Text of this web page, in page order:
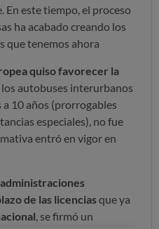
este tiempo, el proceso
ha acabado creando los
que tenemos ahora
quiso favorecer la
los autobuses interurbanos
10 años (prorrogables
especiales), no fue
entró en vigor en
administraciones
de las licenciasque ya
, se firmó un